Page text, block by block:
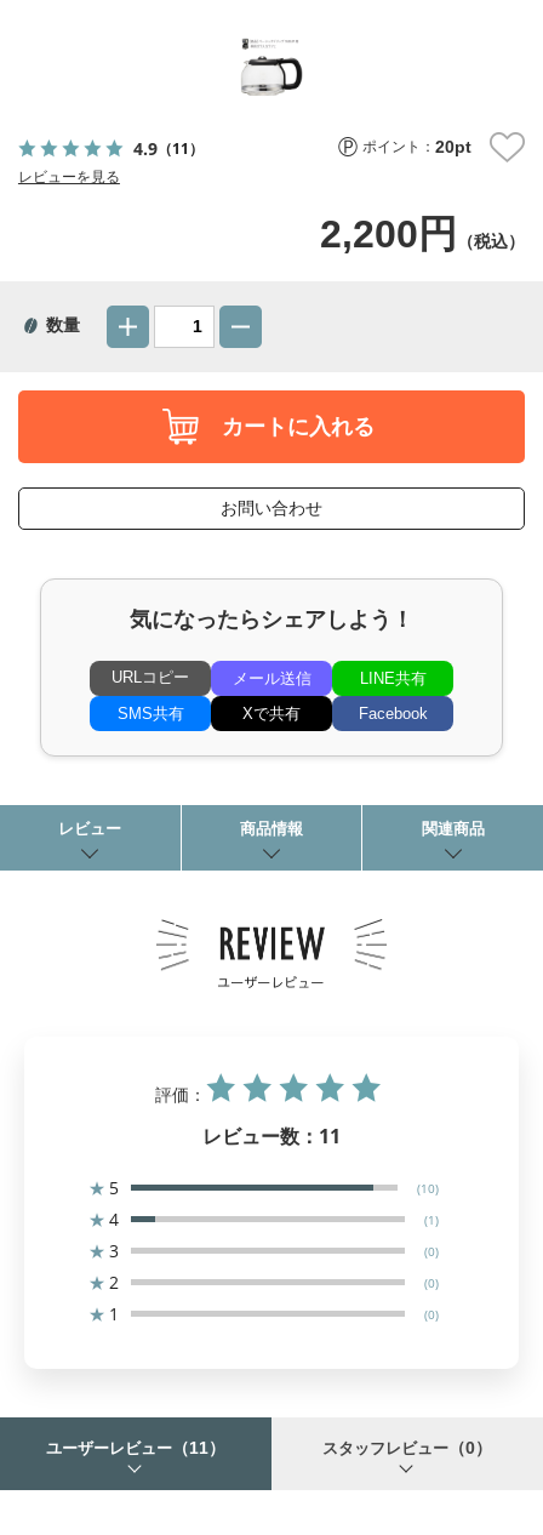
4.9（11）
レビューを見る
ポイント：20pt
2,200円 （税込）
数量
カートに入れる
お問い合わせ
気になったらシェアしよう！
URLコピー メール送信
LINE共有
SMS共有
Xで共有 Facebook
レビュー 商品情報 関連商品
評価：
レビュー数： 11
★ 5 (10)
★ 4 (1)
★ 3 (0)
★ 2 (0)
★ 1 (0)
ユーザーレビュー （11） スタッフレビュー （0）